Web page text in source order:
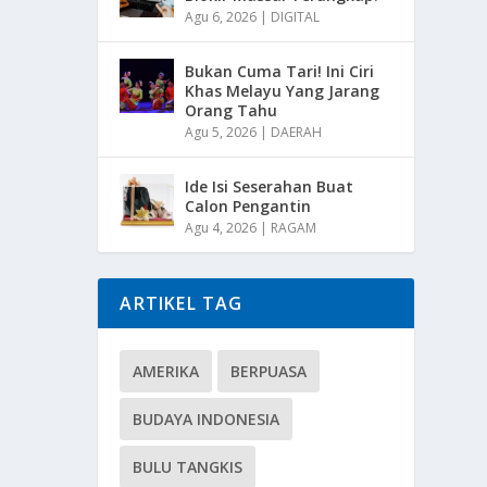
Agu 6, 2026 | DIGITAL
Bukan Cuma Tari! Ini Ciri
Khas Melayu Yang Jarang
Orang Tahu
Agu 5, 2026 | DAERAH
Ide Isi Seserahan Buat
Calon Pengantin
Agu 4, 2026 | RAGAM
ARTIKEL TAG
AMERIKA BERPUASA
BUDAYA INDONESIA
BULU TANGKIS